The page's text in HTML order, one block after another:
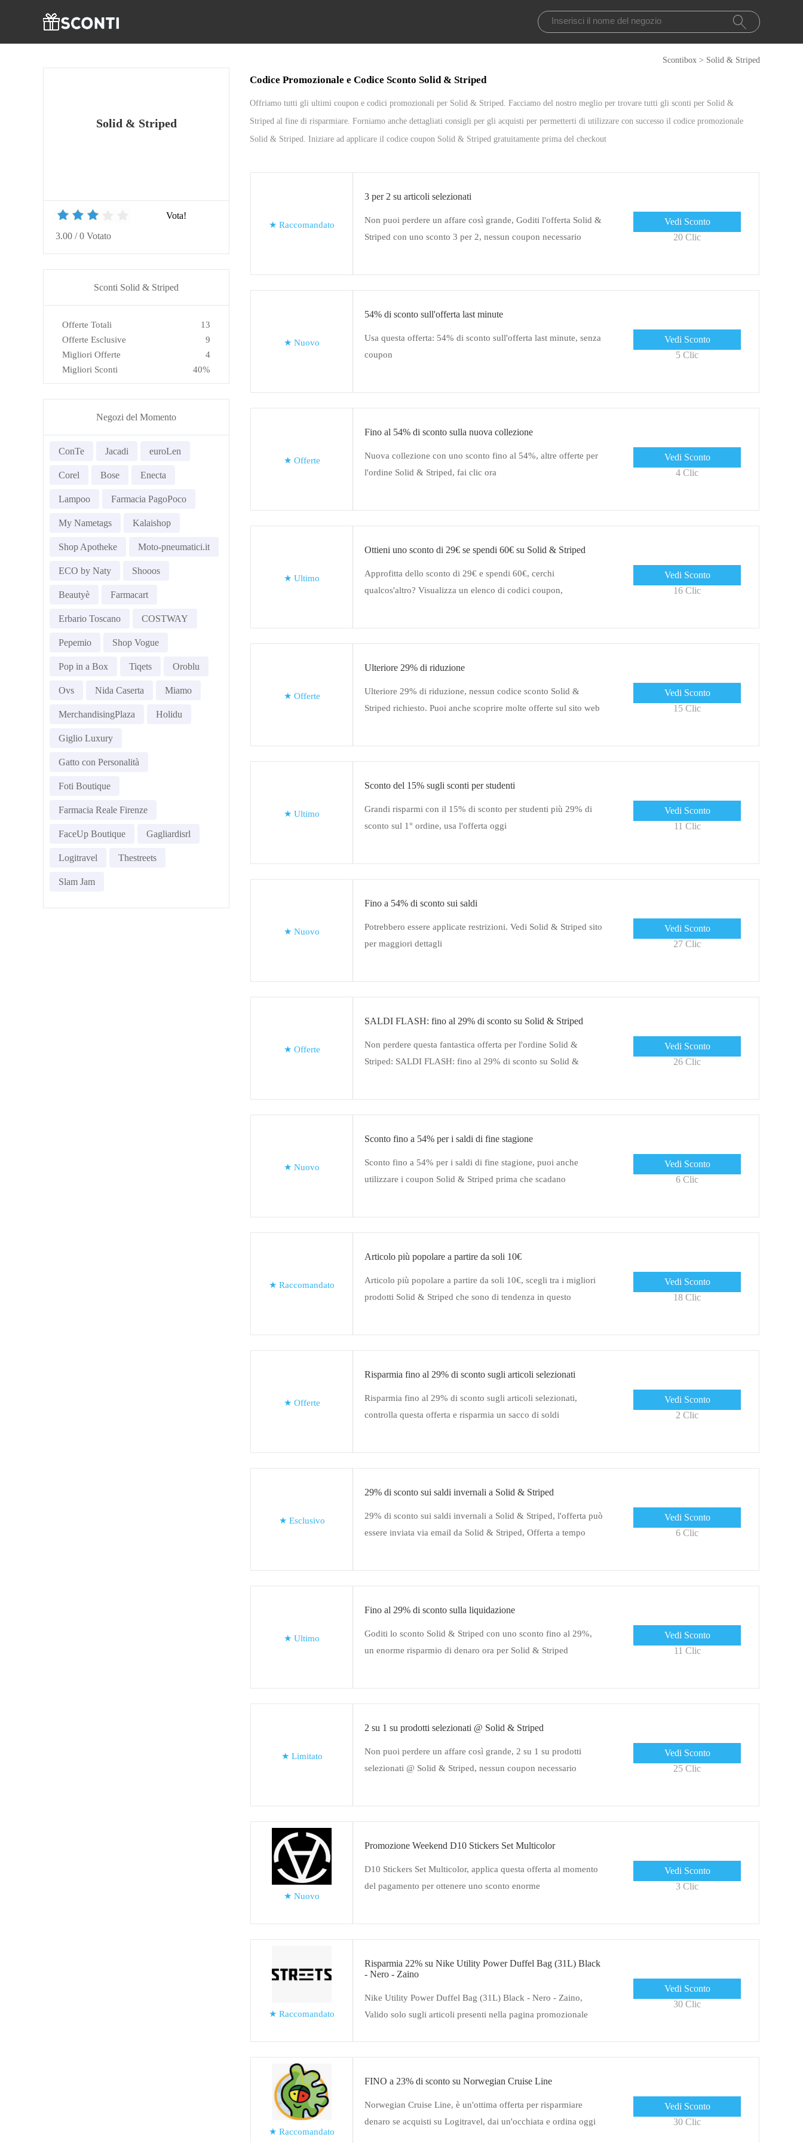
Scontibox > Solid & Striped
Solid & Striped
Vota!
3.00 / 0 Votato
Sconti Solid & Striped
Offerte Totali
13
Offerte Esclusive
9
Migliori Offerte
4
Migliori Sconti
40%
Negozi del Momento
ConTe Jacadi euroLen
Corel Bose Enecta
Lampoo Farmacia PagoPoco
My Nametags Kalaishop
Shop Apotheke Moto-pneumatici.it
ECO by Naty Shooos
Beautyè Farmacart
Erbario Toscano COSTWAY
Pepemio Shop Vogue
Pop in a Box Tiqets Oroblu
Ovs Nida Caserta Miamo
MerchandisingPlaza Holidu
Giglio Luxury
Gatto con Personalità
Foti Boutique
Farmacia Reale Firenze
FaceUp Boutique Gagliardisrl
Logitravel Thestreets
Slam Jam
Codice Promozionale e Codice Sconto Solid & Striped
Offriamo tutti gli ultimi coupon e codici promozionali per Solid & Striped. Facciamo del nostro meglio per trovare tutti gli sconti per Solid &
Striped al fine di risparmiare. Forniamo anche dettagliati consigli per gli acquisti per permetterti di utilizzare con successo il codice promozionale
Solid & Striped. Iniziare ad applicare il codice coupon Solid & Striped gratuitamente prima del checkout
★ Raccomandato
3 per 2 su articoli selezionati
Non puoi perdere un affare così grande, Goditi l'offerta Solid &
Striped con uno sconto 3 per 2, nessun coupon necessario
Vedi Sconto
20 Clic
★ Nuovo
54% di sconto sull'offerta last minute
Usa questa offerta: 54% di sconto sull'offerta last minute, senza
coupon
Vedi Sconto
5 Clic
★ Offerte
Fino al 54% di sconto sulla nuova collezione
Nuova collezione con uno sconto fino al 54%, altre offerte per
l'ordine Solid & Striped, fai clic ora
Vedi Sconto
4 Clic
★ Ultimo
Ottieni uno sconto di 29€ se spendi 60€ su Solid & Striped
Approfitta dello sconto di 29€ e spendi 60€, cerchi
qualcos'altro? Visualizza un elenco di codici coupon,
Vedi Sconto
16 Clic
★ Offerte
Ulteriore 29% di riduzione
Ulteriore 29% di riduzione, nessun codice sconto Solid &
Striped richiesto. Puoi anche scoprire molte offerte sul sito web
Vedi Sconto
15 Clic
★ Ultimo
Sconto del 15% sugli sconti per studenti
Grandi risparmi con il 15% di sconto per studenti più 29% di
sconto sul 1° ordine, usa l'offerta oggi
Vedi Sconto
11 Clic
★ Nuovo
Fino a 54% di sconto sui saldi
Potrebbero essere applicate restrizioni. Vedi Solid & Striped sito
per maggiori dettagli
Vedi Sconto
27 Clic
★ Offerte
SALDI FLASH: fino al 29% di sconto su Solid & Striped
Non perdere questa fantastica offerta per l'ordine Solid &
Striped: SALDI FLASH: fino al 29% di sconto su Solid &
Vedi Sconto
26 Clic
★ Nuovo
Sconto fino a 54% per i saldi di fine stagione
Sconto fino a 54% per i saldi di fine stagione, puoi anche
utilizzare i coupon Solid & Striped prima che scadano
Vedi Sconto
6 Clic
★ Raccomandato
Articolo più popolare a partire da soli 10€
Articolo più popolare a partire da soli 10€, scegli tra i migliori
prodotti Solid & Striped che sono di tendenza in questo
Vedi Sconto
18 Clic
★ Offerte
Risparmia fino al 29% di sconto sugli articoli selezionati
Risparmia fino al 29% di sconto sugli articoli selezionati,
controlla questa offerta e risparmia un sacco di soldi
Vedi Sconto
2 Clic
★ Esclusivo
29% di sconto sui saldi invernali a Solid & Striped
29% di sconto sui saldi invernali a Solid & Striped, l'offerta può
essere inviata via email da Solid & Striped, Offerta a tempo
Vedi Sconto
6 Clic
★ Ultimo
Fino al 29% di sconto sulla liquidazione
Goditi lo sconto Solid & Striped con uno sconto fino al 29%,
un enorme risparmio di denaro ora per Solid & Striped
Vedi Sconto
11 Clic
★ Limitato
2 su 1 su prodotti selezionati @ Solid & Striped
Non puoi perdere un affare così grande, 2 su 1 su prodotti
selezionati @ Solid & Striped, nessun coupon necessario
Vedi Sconto
25 Clic
★ Nuovo
Promozione Weekend D10 Stickers Set Multicolor
D10 Stickers Set Multicolor, applica questa offerta al momento
del pagamento per ottenere uno sconto enorme
Vedi Sconto
3 Clic
★ Raccomandato
Risparmia 22% su Nike Utility Power Duffel Bag (31L) Black
- Nero - Zaino
Nike Utility Power Duffel Bag (31L) Black - Nero - Zaino,
Valido solo sugli articoli presenti nella pagina promozionale
Vedi Sconto
30 Clic
★ Raccomandato
FINO a 23% di sconto su Norwegian Cruise Line
Norwegian Cruise Line, è un'ottima offerta per risparmiare
denaro se acquisti su Logitravel, dai un'occhiata e ordina oggi
Vedi Sconto
30 Clic